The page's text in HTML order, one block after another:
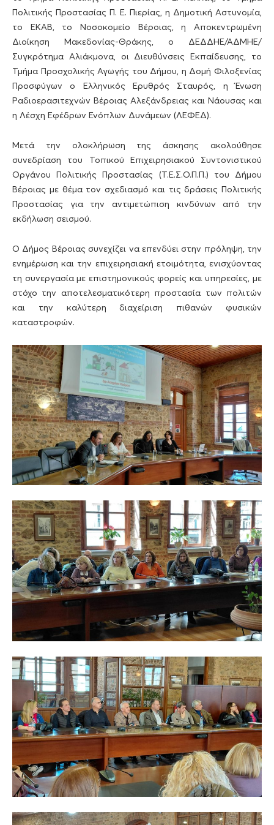
Πολιτικής Προστασίας Π. Ε. Πιερίας, η Δημοτική Αστυνομία,
το ΕΚΑΒ, το Νοσοκομείο Βέροιας, η Αποκεντρωμένη
Διοίκηση Μακεδονίας-Θράκης, ο ΔΕΔΔΗΕ/ΑΔΜΗΕ/
Συγκρότημα Αλιάκμονα, οι Διευθύνσεις Εκπαίδευσης, το
Τμήμα Προσχολικής Αγωγής του Δήμου, η Δομή Φιλοξενίας
Προσφύγων ο Ελληνικός Ερυθρός Σταυρός, η Ένωση
Ραδιοερασιτεχνών Βέροιας Αλεξάνδρειας και Νάουσας και
η Λέσχη Εφέδρων Ενόπλων Δυνάμεων (ΛΕΦΕΔ).
Μετά την ολοκλήρωση της άσκησης ακολούθησε
συνεδρίαση του Τοπικού Επιχειρησιακού Συντονιστικού
Οργάνου Πολιτικής Προστασίας (Τ.Ε.Σ.Ο.Π.Π.) του Δήμου
Βέροιας με θέμα τον σχεδιασμό και τις δράσεις Πολιτικής
Προστασίας για την αντιμετώπιση κινδύνων από την
εκδήλωση σεισμού.
Ο Δήμος Βέροιας συνεχίζει να επενδύει στην πρόληψη, την
ενημέρωση και την επιχειρησιακή ετοιμότητα, ενισχύοντας
τη συνεργασία με επιστημονικούς φορείς και υπηρεσίες, με
στόχο την αποτελεσματικότερη προστασία των πολιτών
και την καλύτερη διαχείριση πιθανών φυσικών
καταστροφών.